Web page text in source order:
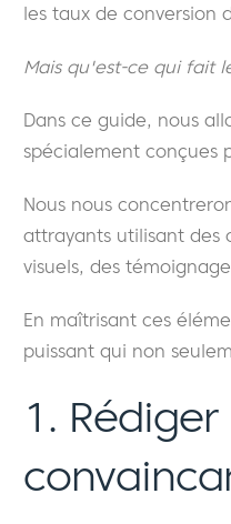
les taux de conversion
Mais qu'est-ce qui fait
Dans ce guide, nous
spécialement conçues
Nous nous
attrayants utilisant des
visuels, des
En maîtrisant ces
puissant qui non
1.